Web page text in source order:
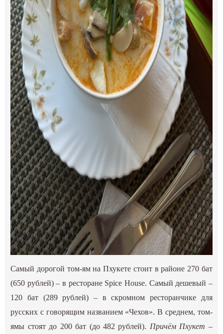
Самый дорогой том-ям на Пхукете стоит в районе 270 бат
(650 рублей) – в ресторане Spice House. Самый дешевый –
120 бат (289 рублей) – в скромном ресторанчике для
русских с говорящим названием «Чехов». В среднем, том-
ямы стоят до 200 бат (до 482 рублей). Причём Пхукет –